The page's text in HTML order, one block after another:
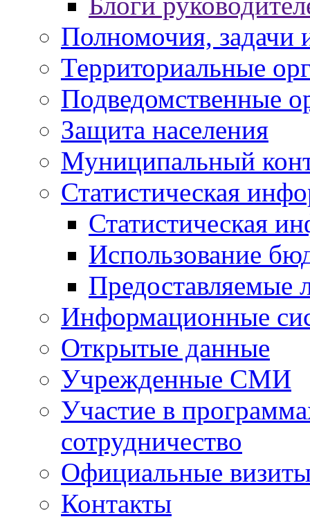
Полномочия, задачи
Территориальные
Подведомственные
Защита населения
Муниципальный
Статистическая
Статистическая
Использование
Предоставляемые
Информационные
Открытые данные
Учрежденные СМИ
Участие в
сотрудничество
Официальные
Контакты